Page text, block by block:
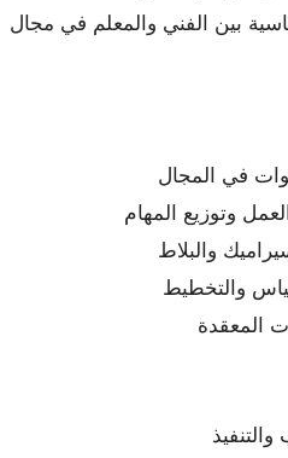
بين الفني والمعلم في مجال
وتوزيع المهام
والبلاط
والتخطيط
المعقدة